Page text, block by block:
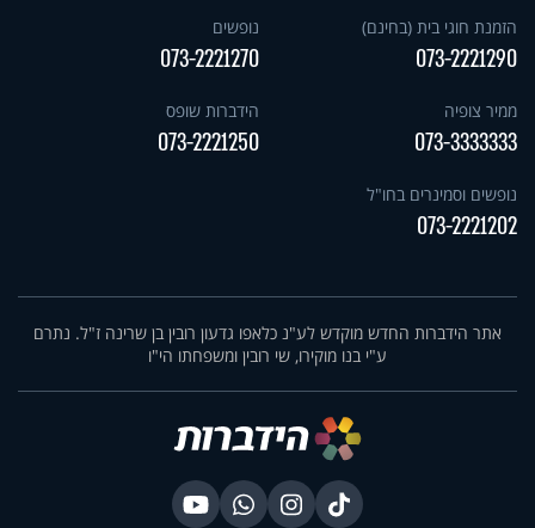
הזמנת חוגי בית (בחינם)
073-2221290
נופשים
073-2221270
ממיר צופיה
073-3333333
הידברות שופס
073-2221250
נופשים וסמינרים בחו"ל
073-2221202
אתר הידברות החדש מוקדש לע"נ כלאפו גדעון רובין בן שרינה ז"ל. נתרם
ע"י בנו מוקירו, שי רובין ומשפחתו הי"ו